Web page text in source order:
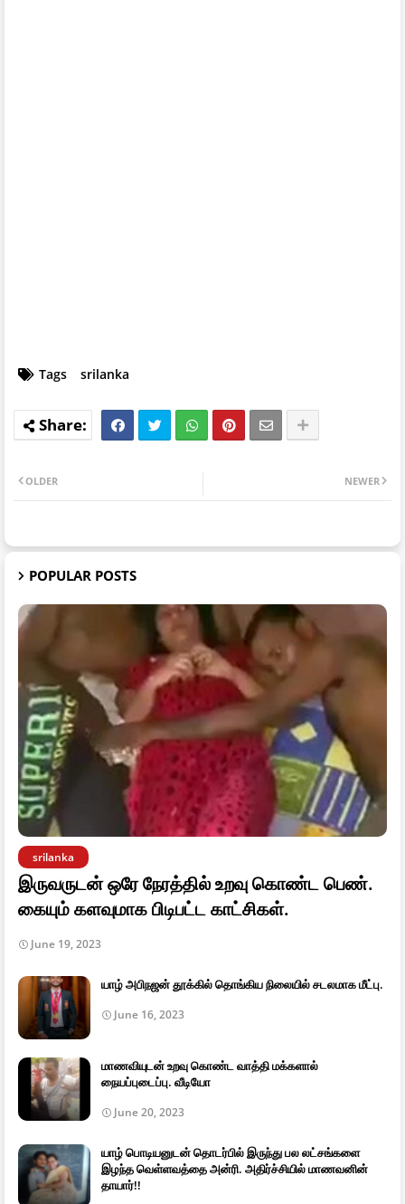
Tags srilanka
NEWER
OLDER
POPULAR POSTS
srilanka
இருவருடன் ஒரே நேரத்தில் உறவு கொண்ட பெண்.
கையும் களவுமாக பிடிபட்ட காட்சிகள்.
June 19, 2023
யாழ் அபிநஜன் தூக்கில் தொங்கிய நிலையில் சடலமாக மீட்பு.
June 16, 2023
மாணவியுடன் உறவு கொண்ட வாத்தி மக்களால்
நையப்புடைப்பு. வீடியோ
June 20, 2023
யாழ் பொடியனுடன் தொடர்பில் இருந்து பல லட்சங்களை
இழந்த வெள்ளவத்தை அன்ரி. அதிர்ச்சியில் மாணவனின்
தாயார்!!